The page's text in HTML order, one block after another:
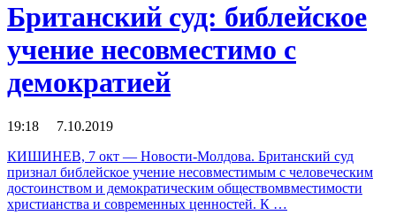
Британский суд: библейское
учение несовместимо с
демократией
19:18 7.10.2019
КИШИНЕВ, 7 окт — Новости-Молдова. Британский суд
признал библейское учение несовместимым с человеческим
достоинством и демократическим обществомвместимости
христианства и современных ценностей. К …